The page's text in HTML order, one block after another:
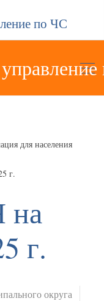
по ЧС
для населения
г.
г.
округа